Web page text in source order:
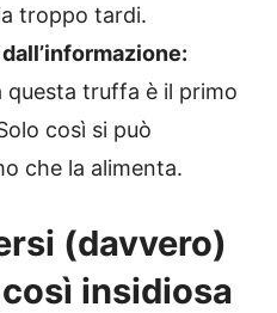
troppo tardi.
questa truffa è il primo
così si può
che la alimenta.
(davvero)
insidiosa